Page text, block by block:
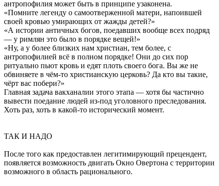
антропофилия может быть в принципе узаконена.
«Помните легенду о самоотверженной матери, напоившей
своей кровью умирающих от жажды детей?»
«А истории античных богов, поедавших вообще всех подряд
— у римлян это было в порядке вещей!»
«Ну, а у более близких нам христиан, тем более, с
антропофилией всё в полном порядке! Они до сих пор
ритуально пьют кровь и едят плоть своего бога. Вы же не
обвиняете в чём-то христианскую церковь? Да кто вы такие,
чёрт вас побери?»
Главная задача вакханалии этого этапа — хотя бы частично
вывести поедание людей из-под уголовного преследования.
Хоть раз, хоть в какой-то исторический момент.
ТАК И НАДО
После того как предоставлен легитимирующий прецендент,
появляется возможность двигать Окно Овертона с территории
возможного в область рационального.